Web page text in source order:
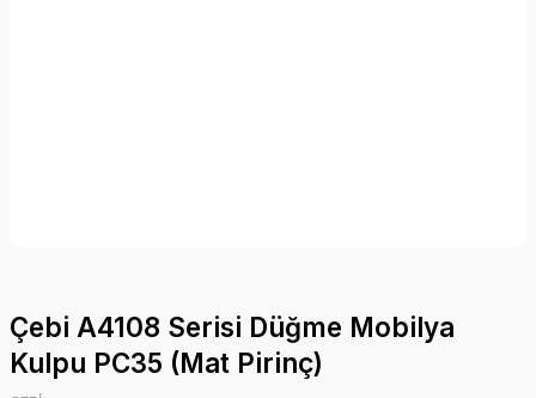
Çebi A4108 Serisi Düğme Mobilya
Kulpu PC35 (Mat Pirinç)